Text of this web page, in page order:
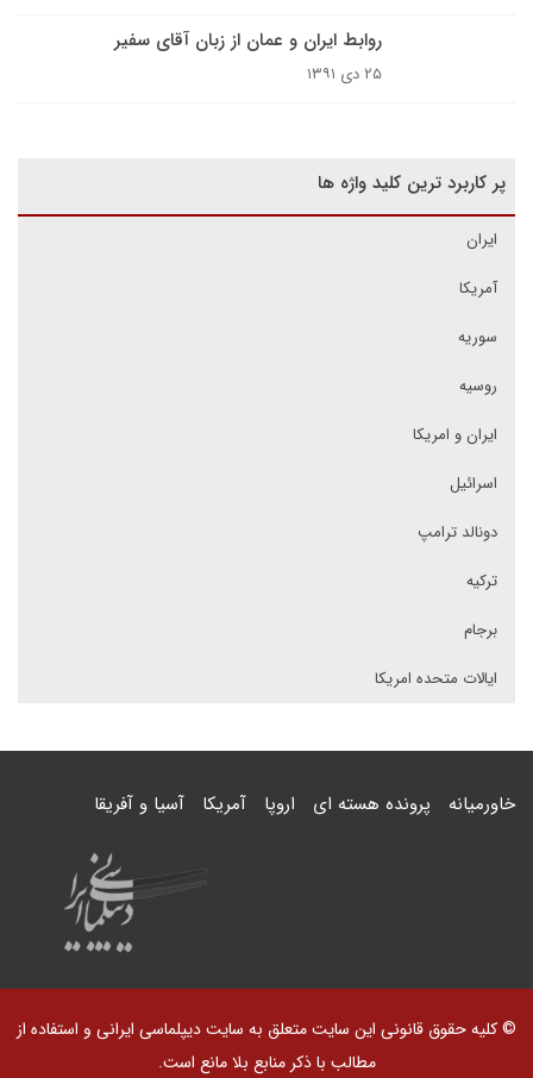
روابط ایران و عمان از زبان آقای سفیر
۲۵ دی ۱۳۹۱
پر کاربرد ترین کلید واژه ها
ایران
آمریکا
سوریه
روسیه
ایران و امریکا
اسرائیل
دونالد ترامپ
ترکیه
برجام
ایالات متحده امریکا
خاورمیانه پرونده هسته ای اروپا آمریکا آسیا و آفریقا
© کلیه حقوق قانونی این سایت متعلق به سایت دیپلماسی ایرانی و استفاده از
مطالب با ذکر منابع بلا مانع است.